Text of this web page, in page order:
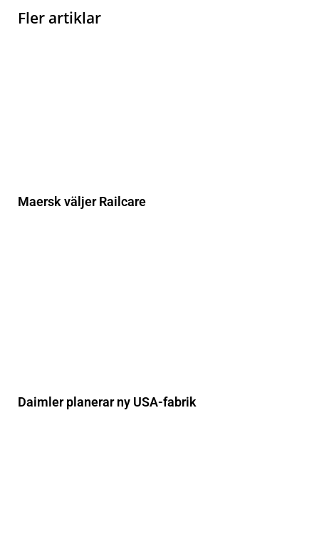
Fler artiklar
Maersk väljer Railcare
Daimler planerar ny USA-fabrik